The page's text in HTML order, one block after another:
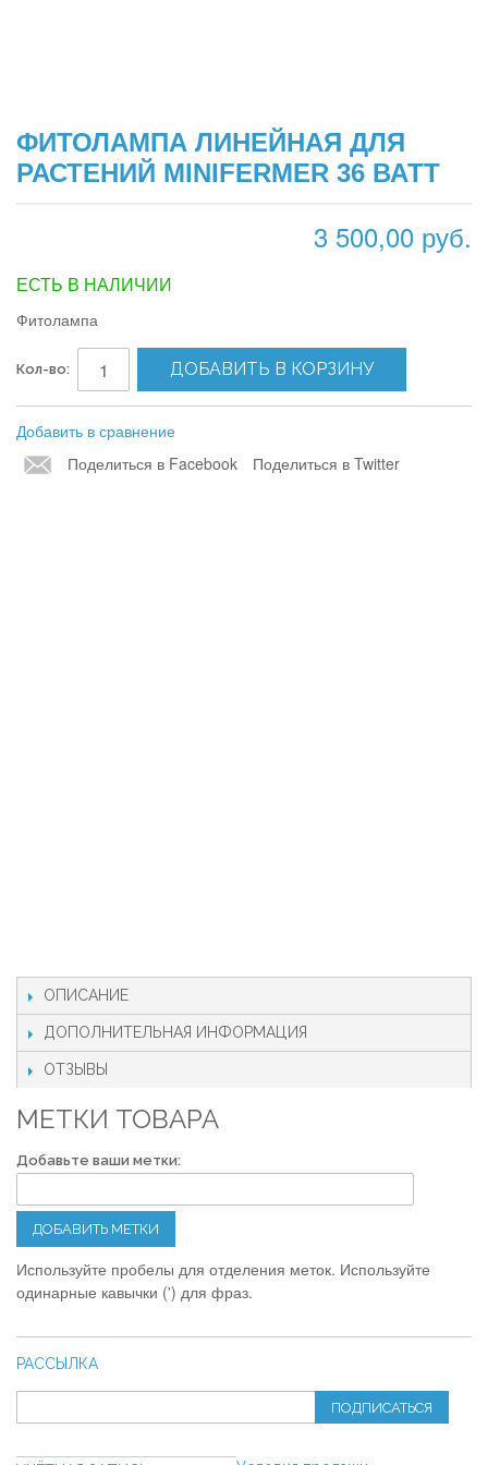
ФИТОЛАМПА ЛИНЕЙНАЯ ДЛЯ
РАСТЕНИЙ MINIFERMER 36 ВАТТ
3 500,00 руб.
ЕСТЬ В НАЛИЧИИ
Фитолампа
Кол-во: ДОБАВИТЬ В КОРЗИНУ
Добавить в сравнение
Поделиться в Facebook
Поделиться в Twitter
ОПИСАНИЕ
ДОПОЛНИТЕЛЬНАЯ ИНФОРМАЦИЯ
ОТЗЫВЫ
МЕТКИ ТОВАРА
Добавьте ваши метки:
ДОБАВИТЬ МЕТКИ
Используйте пробелы для отделения меток. Используйте
одинарные кавычки (') для фраз.
РАССЫЛКА
ПОДПИСАТЬСЯ